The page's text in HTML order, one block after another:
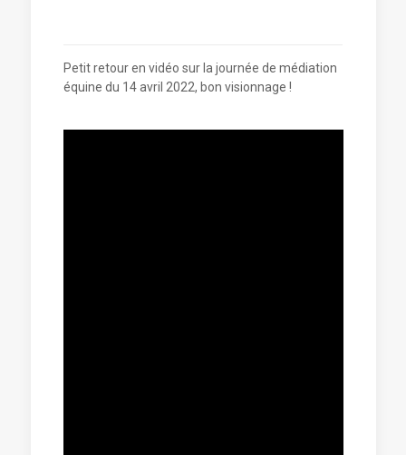
Petit retour en vidéo sur la journée de médiation
équine du 14 avril 2022, bon visionnage !